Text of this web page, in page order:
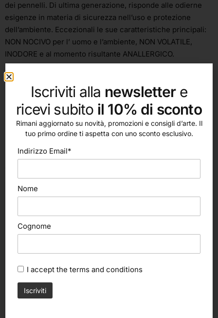
dei pennelli. Di ultima generazione, risponde alle odierne
esigenze in materia di sicurezza nell’uso e protezione
dell’ambiente. Eccezionali le sue caratteristiche principali:
NON NOCIVO per l’ uomo e l’ambiente, NON VOLATILE,
INODORE e al momento risultante ANALLERGICO.
Formati disponibili: 250 – 1000 ml.
Iscriviti alla newslettere
ricevi subito il 10% di sconto
Rimani aggiornato su novità, promozioni e consigli d’arte. Il
tuo primo ordine ti aspetta con uno sconto esclusivo.
Indirizzo Email*
Nome
Cognome
I accept the terms and conditions